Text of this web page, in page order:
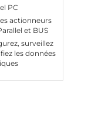
PC
actionneurs
et BUS
surveillez
les données